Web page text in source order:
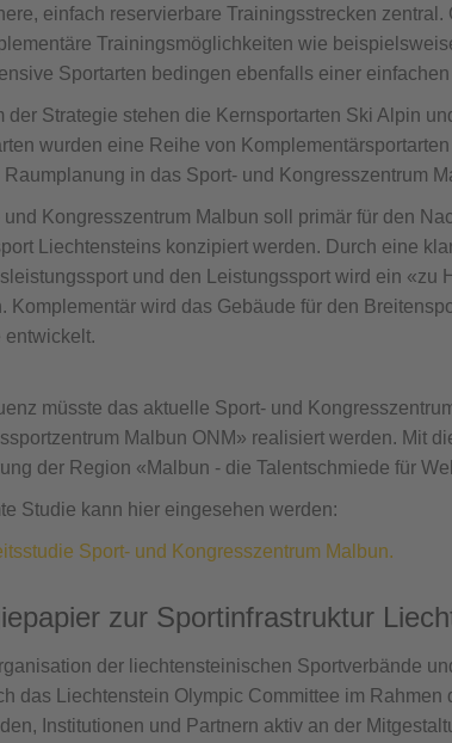
einfach reservierbare Trainingsstrecken
Trainingsmöglichkeiten wie
Sportarten bedingen ebenfalls einer
der Strategie stehen die Kernsportarten Ski Alpin
wurden eine Reihe von
Raumplanung in das Sport- und Kongresszentrum
und Kongresszentrum Malbun soll primär für den
Liechtensteins konzipiert werden. Durch eine
und den Leistungssport wird ein «zu
Komplementär wird das Gebäude für den
entwickelt.
müsste das aktuelle Sport- und
Malbun ONM» realisiert werden. Mit
der Region «Malbun - die Talentschmiede für
Studie kann hier eingesehen werden:
Sport- und Kongresszentrum Malbun.
zur Sportinfrastruktur
der liechtensteinischen Sportverbände
das Liechtenstein Olympic Committee im
Institutionen und Partnern aktiv an der